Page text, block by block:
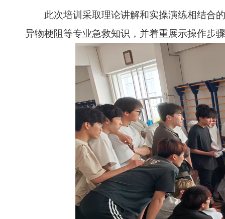
此次培训采取理论讲解和实操演练相结合的
异物梗阻等专业急救知识，并着重展示操作步